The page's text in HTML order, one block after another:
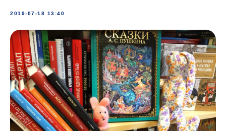
2019-07-18 13:40